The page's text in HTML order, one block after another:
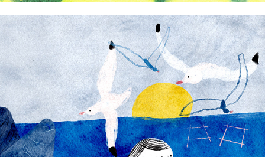
Jeron Tanglaw